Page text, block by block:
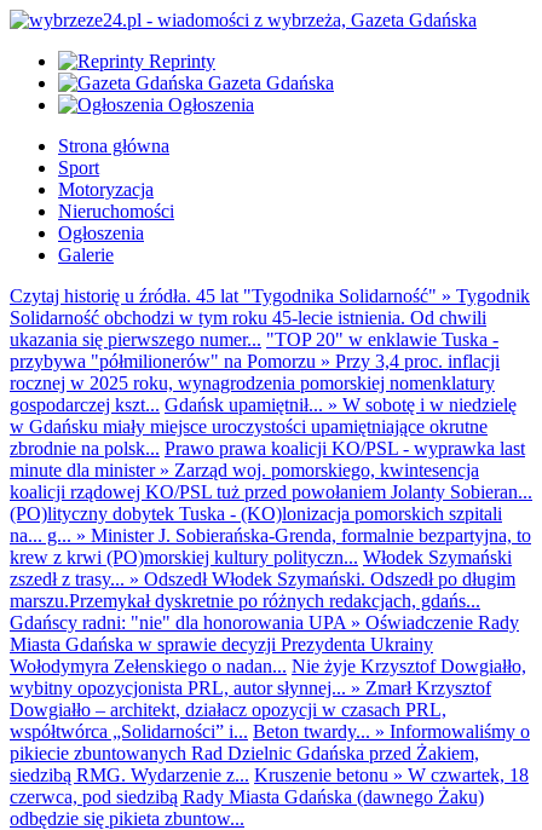
Reprinty
Gazeta Gdańska
Ogłoszenia
Strona główna
Sport
Motoryzacja
Nieruchomości
Ogłoszenia
Galerie
Czytaj historię u źródła. 45 lat "Tygodnika Solidarność" » Tygodnik
Solidarność obchodzi w tym roku 45-lecie istnienia. Od chwili
ukazania się pierwszego numer... "TOP 20" w enklawie Tuska -
przybywa "półmilionerów" na Pomorzu » Przy 3,4 proc. inflacji
rocznej w 2025 roku, wynagrodzenia pomorskiej nomenklatury
gospodarczej kszt... Gdańsk upamiętnił... » W sobotę i w niedzielę
w Gdańsku miały miejsce uroczystości upamiętniające okrutne
zbrodnie na polsk... Prawo prawa koalicji KO/PSL - wyprawka last
minute dla minister» Zarząd woj. pomorskiego, kwintesencja
koalicji rządowej KO/PSL tuż przed powołaniem Jolanty Sobieran...
(PO)lityczny dobytek Tuska - (KO)lonizacja pomorskich szpitali
na... g... » Minister J. Sobierańska-Grenda, formalnie bezpartyjna, to
krew z krwi (PO)morskiej kultury polityczn... Włodek Szymański
zszedł z trasy... » Odszedł Włodek Szymański. Odszedł po długim
marszu.Przemykał dyskretnie po różnych redakcjach, gdańs...
Gdańscy radni: "nie" dla honorowania UPA » Oświadczenie Rady
Miasta Gdańska w sprawie decyzji Prezydenta Ukrainy
Wołodymyra Zełenskiego o nadan... Nie żyje Krzysztof Dowgiałło,
wybitny opozycjonista PRL, autor słynnej... » Zmarł Krzysztof
Dowgiałło – architekt, działacz opozycji w czasach PRL,
współtwórca „Solidarności” i... Beton twardy... » Informowaliśmy o
pikiecie zbuntowanych Rad Dzielnic Gdańska przed Żakiem,
siedzibą RMG. Wydarzenie z... Kruszenie betonu » W czwartek, 18
czerwca, pod siedzibą Rady Miasta Gdańska (dawnego Żaku)
odbędzie się pikieta zbuntow...